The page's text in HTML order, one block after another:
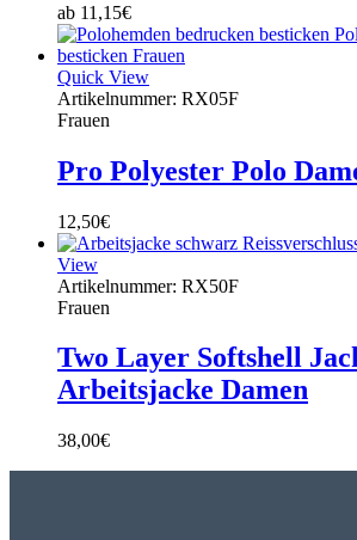
ab 11,15€
Quick View
Artikelnummer: RX05F
Frauen
Pro Polyester Polo
12,50€
View
Artikelnummer: RX50F
Frauen
Two Layer Softshell
Arbeitsjacke Damen
38,00€